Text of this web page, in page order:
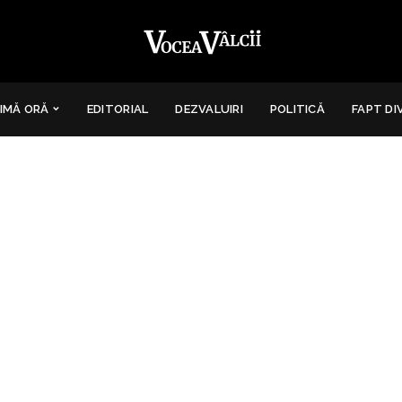
ORĂ EDITORIAL DEZVALUIRI POLITICĂ FAPT